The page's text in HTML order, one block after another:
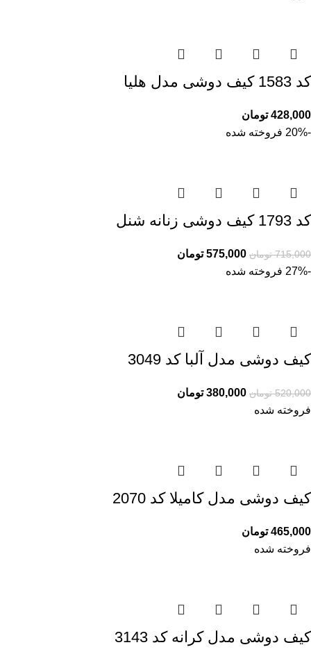
کد 1583 کیف دوشی مدل هلیا
428,000 تومان
-20%
فروخته شده
کد 1793 کیف دوشی زنانه شنل
715,000 تومان 575,000 تومان
-27% فروخته شده
کیف دوشی مدل آلبا کد 3049
520,000 تومان 380,000 تومان
فروخته شده
کیف دوشی مدل کامیلا کد 2070
465,000 تومان
فروخته شده
کیف دوشی مدل کرانه کد 3143